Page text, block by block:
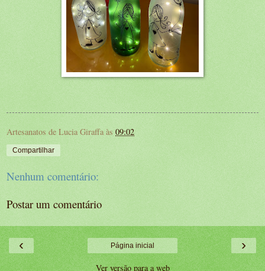
Artesanatos de Lucia Giraffa às 09:02
Compartilhar
Nenhum comentário:
Postar um comentário
‹ ›
Página inicial
Ver versão para a web